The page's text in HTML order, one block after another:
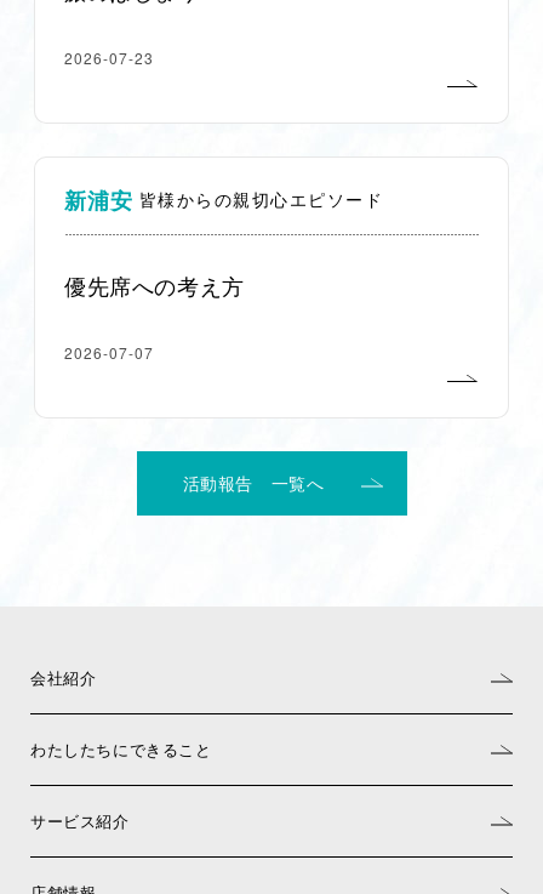
2026-07-23
新浦安 皆様からの親切心エピソード
優先席への考え方
2026-07-07
活動報告 一覧へ
会社紹介
わたしたちにできること
サービス紹介